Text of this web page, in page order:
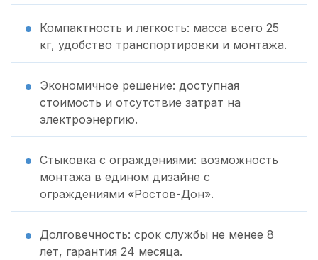
Компактность и легкость: масса всего 25
кг, удобство транспортировки и монтажа.
Экономичное решение: доступная
стоимость и отсутствие затрат на
электроэнергию.
Стыковка с ограждениями: возможность
монтажа в едином дизайне с
ограждениями «Ростов-Дон».
Долговечность: срок службы не менее 8
лет, гарантия 24 месяца.